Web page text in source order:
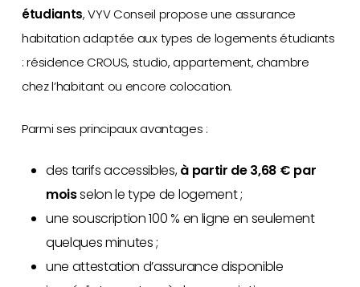
étudiants, VYV Conseil propose une assurance
habitation adaptée aux types de logements étudiants
: résidence CROUS, studio, appartement, chambre
chez l’habitant ou encore colocation.
Parmi ses principaux avantages :
des tarifs accessibles,à partir de 3,68 € par
moisselon le type de logement ;
une souscription 100 % en ligne en seulement
quelques minutes ;
une attestation d’assurance disponible